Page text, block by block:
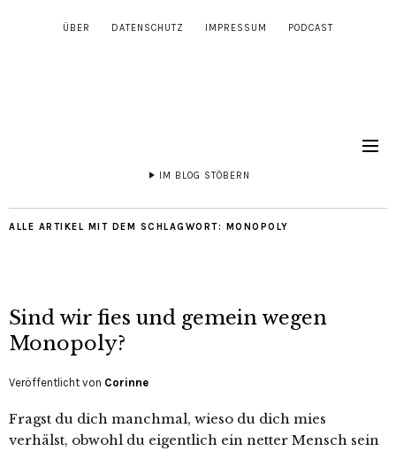
ÜBER DATENSCHUTZ IMPRESSUM PODCAST
IM BLOG STÖBERN
ALLE ARTIKEL MIT DEM SCHLAGWORT: MONOPOLY
Sind wir fies und gemein wegen
Monopoly?
Veröffentlicht von Corinne
Fragst du dich manchmal, wieso du dich mies
verhälst, obwohl du eigentlich ein netter Mensch sein